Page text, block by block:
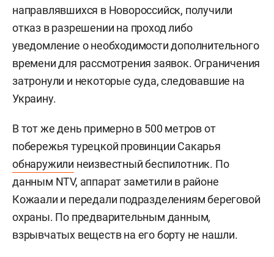
направлявшихся в Новороссийск, получили
отказ в разрешении на проход либо
уведомление о необходимости дополнительного
времени для рассмотрения заявок. Ограничения
затронули и некоторые суда, следовавшие на
Украину.
В тот же день примерно в 500 метров от
побережья турецкой провинции Сакарья
обнаружили неизвестный беспилотник. По
данным NTV, аппарат заметили в районе
Кожаали и передали подразделениям береговой
охраны. По предварительным данным,
взрывчатых веществ на его борту не нашли.